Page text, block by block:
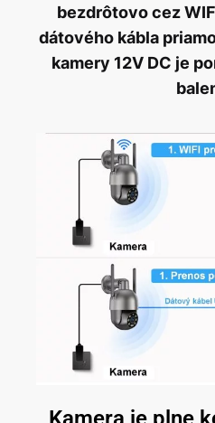
bezdrôtovo cez
dátového kábla
kamery 12V DC je